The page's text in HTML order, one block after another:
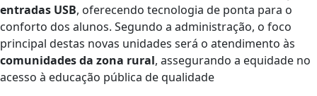
entradas USB, oferecendo tecnologia de ponta para o
conforto dos alunos. Segundo a administração, o foco
principal destas novas unidades será o atendimento às
comunidades da zona rural, assegurando a equidade no
acesso à educação pública de qualidade